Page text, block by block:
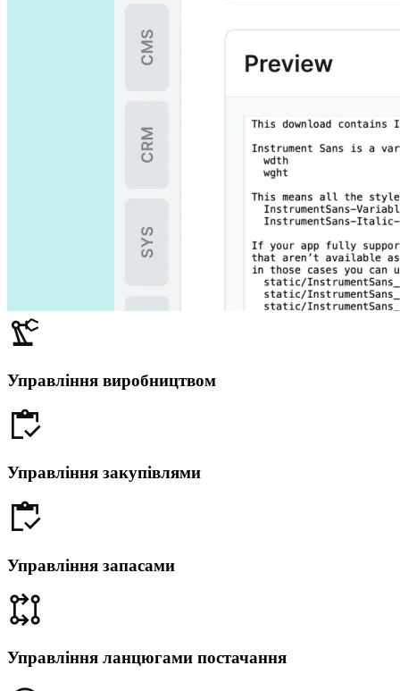
Управління виробництвом
Управління закупівлями
Управління запасами
Управління ланцюгами постачання